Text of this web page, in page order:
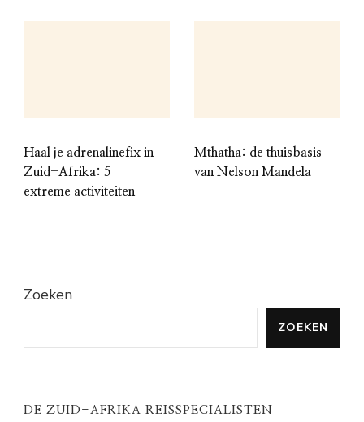
Haal je adrenalinefix in
Zuid-Afrika: 5
extreme activiteiten
Mthatha: de thuisbasis
van Nelson Mandela
Zoeken
ZOEKEN
DE ZUID-AFRIKA REISSPECIALISTEN